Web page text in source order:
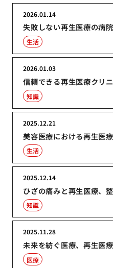
失敗しない再生医療の病
2026.01.14
生活
信頼できる再生医療クリ
2026.01.03
知識
美容医療における再生医
2025.12.21
生活
ひざの痛みと再生医療、
2025.12.14
知識
未来を紡ぐ医療、再生医
2025.11.28
医療